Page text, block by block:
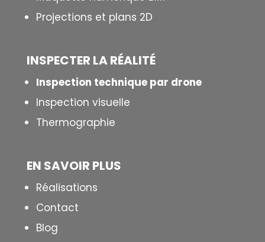
Projections et plans 2D
INSPECTER LA RÉALITÉ
Inspection technique par drone
Inspection visuelle
Thermographie
EN SAVOIR PLUS
Réalisations
Contact
Blog